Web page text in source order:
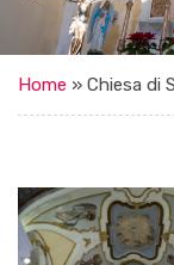
Home » Chiesa di